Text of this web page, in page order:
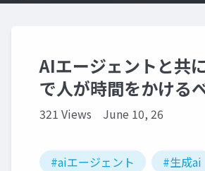
AIエージェントと共
で人が時間をかける
321 Views June 10, 26
#aiエージェント
#生成ai